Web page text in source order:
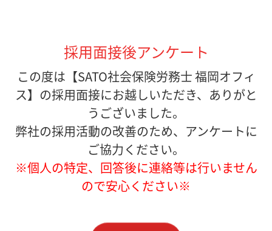
採用面接後アンケート
この度は【SATO社会保険労務士 福岡オフィ
ス】の採用面接にお越しいただき、ありがと
うございました。
弊社の採用活動の改善のため、アンケートに
ご協力ください。
※個人の特定、回答後に連絡等は行いません
ので安心ください※